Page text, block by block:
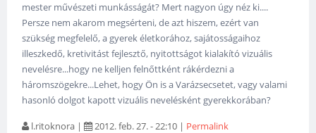
mester művészeti munkásságát? Mert nagyon úgy néz ki....
Persze nem akarom megsérteni, de azt hiszem, ezért van
szükség megfelelő, a gyerek életkorához, sajátosságaihoz
illeszkedő, kretivitást fejlesztő, nyitottságot kialakító vizuális
nevelésre...hogy ne kelljen felnőttként rákérdezni a
háromszögekre...Lehet, hogy Ön is a Varázsecsetet, vagy valami
hasonló dolgot kapott vizuális nevelésként gyerekkorában?
l.ritoknora | 2012. feb. 27. - 22:10 | Permalink